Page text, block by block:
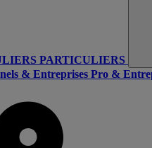
PARTICULIERS
& Entreprises Pro &